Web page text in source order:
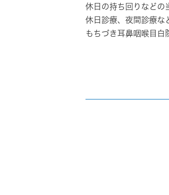
休日の持ち回りなどの
休日診療、夜間診療な
もちづき耳鼻咽喉目白